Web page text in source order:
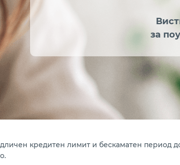
за
кредитен лимит и бескаматен период